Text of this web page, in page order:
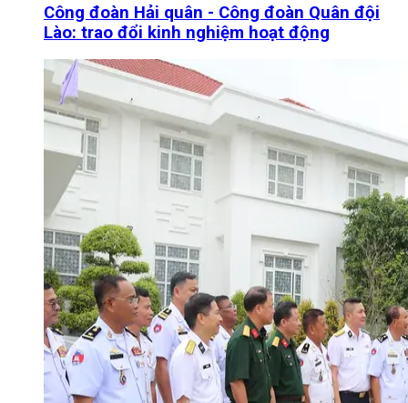
Công đoàn Hải quân - Công đoàn Quân đội
Lào: trao đổi kinh nghiệm hoạt động